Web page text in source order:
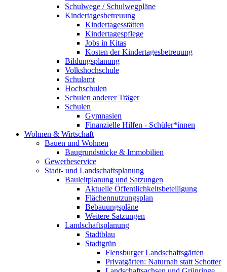
Schulwege / Schulwegpläne
Kindertagesbetreuung
Kindertagesstätten
Kindertagespflege
Jobs in Kitas
Kosten der Kindertagesbetreuung
Bildungsplanung
Volkshochschule
Schulamt
Hochschulen
Schulen anderer Träger
Schulen
Gymnasien
Finanzielle Hilfen - Schüler*innen
Wohnen & Wirtschaft
Bauen und Wohnen
Baugrundstücke & Immobilien
Gewerbeservice
Stadt- und Landschaftsplanung
Bauleitplanung und Satzungen
Aktuelle Öffentlichkeitsbeteiligung
Flächennutzungsplan
Bebauungspläne
Weitere Satzungen
Landschaftsplanung
Stadtblau
Stadtgrün
Flensburger Landschaftsgärten
Privatgärten: Naturnah statt Schotter